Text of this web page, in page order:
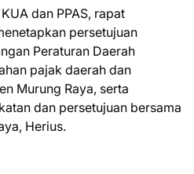
dan PPAS, rapat
persetujuan
Peraturan Daerah
pajak daerah dan
Murung Raya, serta
dan persetujuan bersama
Herius.